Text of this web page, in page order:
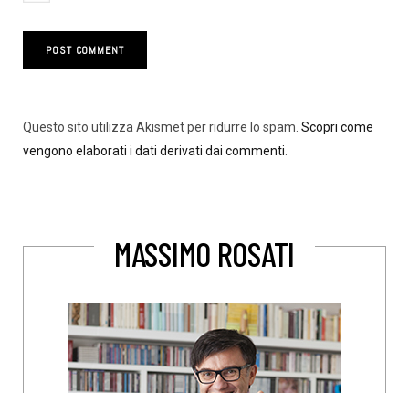
Questo sito utilizza Akismet per ridurre lo spam. Scopri come
vengono elaborati i dati derivati dai commenti.
MASSIMO ROSATI